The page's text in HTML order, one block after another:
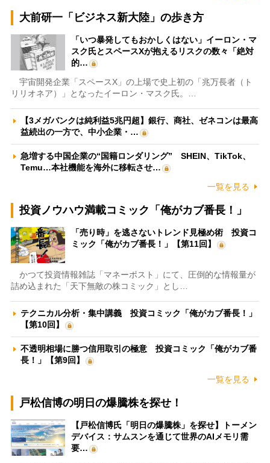
大前研一「ビジネス新大陸」の歩き方
「いつ暴発してもおかしくはない」イーロン・マ
スク氏とスペースXが抱えるリスクの数々「絶対
的…
宇宙開発企業「スペースX」の上場で史上初の「兆万長者（ト
リリオネア）」となったイーロン・マスク氏。…
【3メガバンクは純利益5兆円超】銀行、商社、ゼネコンは最高
益続出の一方で、中小企業・…
急増する中国企業の“国籍ロンダリング” SHEIN、TikTok、
Temu…本社機能を海外に移転させ…
一覧を見る
投資ノウハウ満載コミック「俺がカブ番長！」
「売り時」を逃さないトレンド見極め術 投資コ
ミック「俺がカブ番長！」【第11回】
かつて投資情報雑誌「マネーポスト」にて、圧倒的な情報量が
詰め込まれた「天下無敵の株コミック」とし…
テクニカル分析・集中講義 投資コミック「俺がカブ番長！」
【第10回】
不透明相場に勝つ信用取引の極意 投資コミック「俺がカブ番
長！」【第9回】
一覧を見る
戸松信博の明日の爆騰株を探せ！
【戸松信博氏「明日の爆騰株」を探せ】トーメン
デバイス：サムスンを通じて世界のAIメモリ需
要…